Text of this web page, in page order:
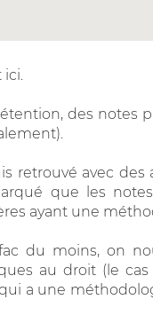
des notes
retrouvé avec
que les
ayant une
du moins, on
au droit (le
a une